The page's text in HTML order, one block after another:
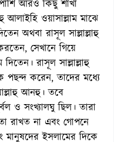
আরও কিছু শাখা
আলাইহি ওয়াসাল্লাম মাঝে
অথবা রাসূল সাল্লাল্লাহু
সেখানে গিয়ে
রাসূল সাল্লাল্লাহু
পছন্দ করেন, তাদের মধ্যে
আনহু। তবে
ও সংখ্যালঘু ছিল। তারা
রাখত না এবং গোপনে
ইসলামের দিকে